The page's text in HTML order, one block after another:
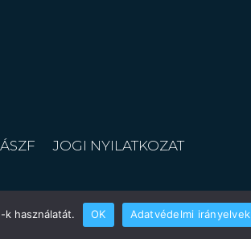
ÁSZF JOGI NYILATKOZAT
k használatát. OK Adatvédelmi irányelvek